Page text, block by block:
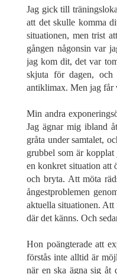
Jag gick till
att det skulle komma
situationen, men trist
gången någonsin var
jag kom dit, det var
skjuta för dagen,
antiklimax. Men jag får
Min andra
Jag ägnar mig ibland
gråta under samtalet,
grubbel som är
en konkret situation att
och bryta. Att möta
ångestproblemen
aktuella situationen.
där det känns. Och
Hon poängterade att
förstås inte alltid är
när en ska ägna sig åt